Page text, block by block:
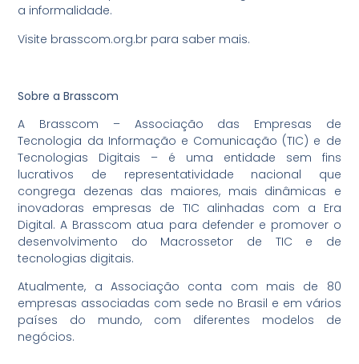
a informalidade.
Visite brasscom.org.br para saber mais.
Sobre a Brasscom
A Brasscom – Associação das Empresas de
Tecnologia da Informação e Comunicação (TIC) e de
Tecnologias Digitais – é uma entidade sem fins
lucrativos de representatividade nacional que
congrega dezenas das maiores, mais dinâmicas e
inovadoras empresas de TIC alinhadas com a Era
Digital. A Brasscom atua para defender e promover o
desenvolvimento do Macrossetor de TIC e de
tecnologias digitais.
Atualmente, a Associação conta com mais de 80
empresas associadas com sede no Brasil e em vários
países do mundo, com diferentes modelos de
negócios.